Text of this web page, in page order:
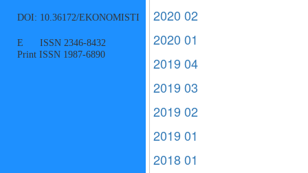
DOI: 10.36172/EKONOMISTI
E ISSN 2346-8432
Print ISSN 1987-6890
2020 02
2020 01
2019 04
2019 03
2019 02
2019 01
2018 01